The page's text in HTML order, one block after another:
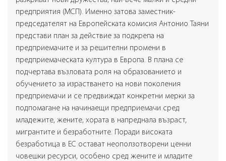
предприятия (МСП). Именно затова заместник-
председателят на Европейската комисия Антонио Таяни
представи план за действие за подкрепа на
предприемачите и за решителни промени в
предприемаческата култура в Европа. В плана се
подчертава възловата роля на образованието и
обучението за израстването на нови поколения
предприемачи и се предвиждат конкретни мерки за
подпомагане на начинаещи предприемачи сред
младежите, жените, хората в напреднала възраст,
мигрантите и безработните. Поради високата
безработица в ЕС остават неоползотворени ценни
човешки ресурси, особено сред жените и младите